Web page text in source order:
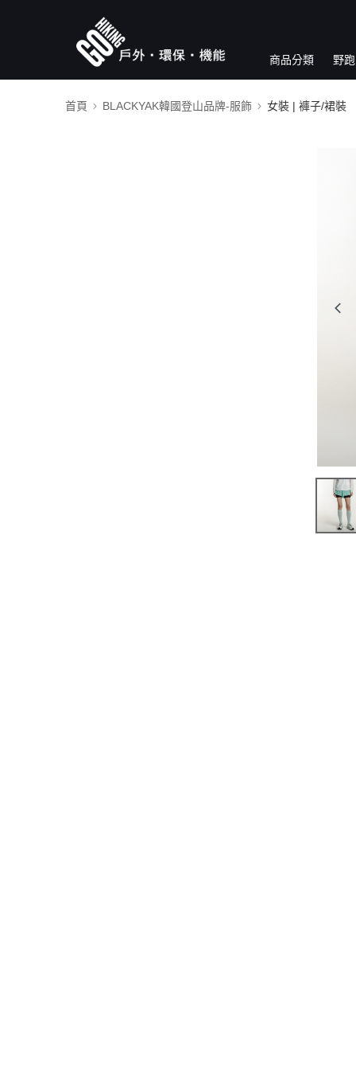
商品分類 野
首頁 BLACKYAK韓國登山品牌-服飾 女裝 | 褲子/裙裝